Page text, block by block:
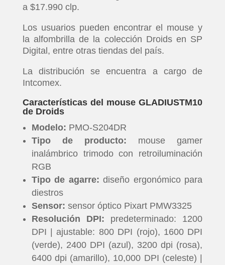
a $17.990 clp.
Los usuarios pueden encontrar el mouse y
la alfombrilla de la colección Droids en SP
Digital, entre otras tiendas del país.
La distribución se encuentra a cargo de
Intcomex.
Características del mouse GLADIUSTM10
de Droids
Modelo: PMO-S204DR
Tipo de producto: mouse gamer
inalámbrico trimodo con retroiluminación
RGB
Tipo de agarre:diseño ergonómico para
diestros
Sensor: sensor óptico Pixart PMW3325
Resolución DPI: predeterminado: 1200
DPI | ajustable: 800 DPI (rojo), 1600 DPI
(verde), 2400 DPI (azul), 3200 dpi (rosa),
6400 dpi (amarillo), 10,000 DPI (celeste) |